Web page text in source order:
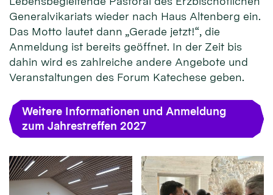
Generalvikariats wieder nach Haus Altenberg ein.
Das Motto lautet dann „Gerade jetzt!“, die
Anmeldung ist bereits geöffnet. In der Zeit bis
dahin wird es zahlreiche andere Angebote und
Veranstaltungen des Forum Katechese geben.
Weitere Informationen und Anmeldung
zum Jahrestreffen 2027